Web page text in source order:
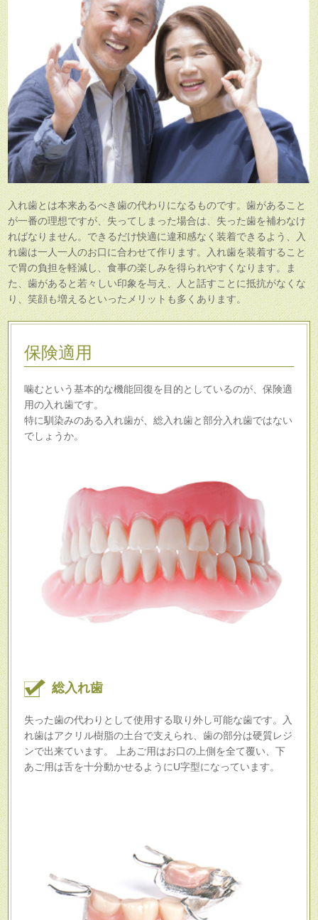
入れ歯とは本来あるべき歯の代わりになるものです。歯があること
が一番の理想ですが、失ってしまった場合は、失った歯を補わなけ
ればなりません。できるだけ快適に違和感なく装着できるよう、入
れ歯は一人一人のお口に合わせて作ります。入れ歯を装着すること
で胃の負担を軽減し、食事の楽しみを得られやすくなります。ま
た、歯があると若々しい印象を与え、人と話すことに抵抗がなくな
り、笑顔も増えるといったメリットも多くあります。
保険適用
噛むという基本的な機能回復を目的としているのが、保険適
用の入れ歯です。
特に馴染みのある入れ歯が、総入れ歯と部分入れ歯ではない
でしょうか。
総入れ歯
失った歯の代わりとして使用する取り外し可能な歯です。入
れ歯はアクリル樹脂の土台で支えられ、歯の部分は硬質レジ
ンで出来ています。 上あご用はお口の上側を全て覆い、下
あご用は舌を十分動かせるようにU字型になっています。